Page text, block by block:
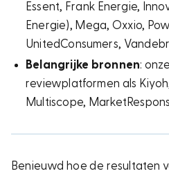
Essent, Frank Energie,
Energie), Mega, Oxxio,
UnitedConsumers,
Belangrijke bronnen:
reviewplatformen als
Multiscope,
Benieuwd hoe de resultaten